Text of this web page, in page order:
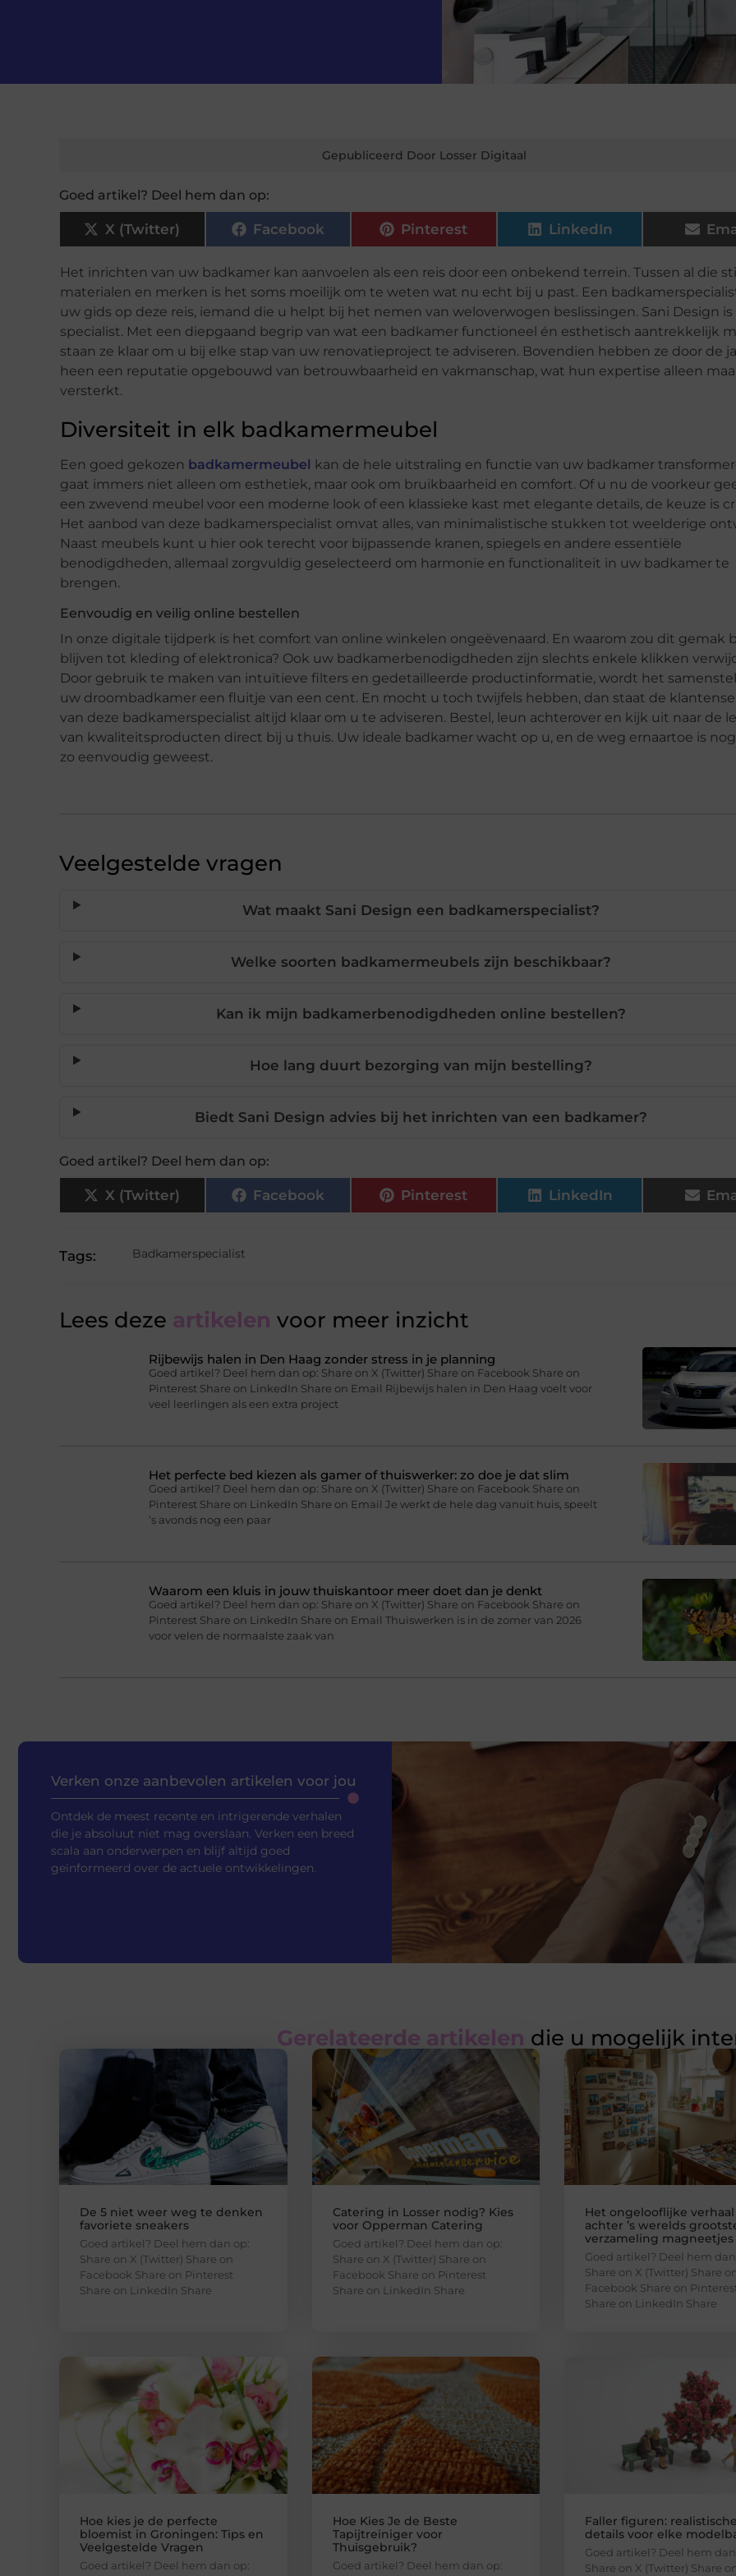
Gepubliceerd Door Losser Digitaal
Goed artikel? Deel hem dan op:
X (Twitter) Facebook Pinterest LinkedIn
Het inrichten van uw badkamer kan aanvoelen als een reis door een onbekend terrein. Tussen al die
materialen en merken is het soms moeilijk om te weten wat nu echt bij u past. Een
uw gids op deze reis, iemand die u helpt bij het nemen van weloverwogen beslissingen. Sani Design is
specialist. Met een diepgaand begrip van wat een badkamer functioneel én esthetisch aantrekkelijk
staan ze klaar om u bij elke stap van uw renovatieproject te adviseren. Bovendien hebben ze door de
heen een reputatie opgebouwd van betrouwbaarheid en vakmanschap, wat hun expertise alleen
versterkt.
Diversiteit in elk badkamermeubel
Een goed gekozen badkamermeubel
kan de hele uitstraling en functie van uw badkamer
gaat immers niet alleen om esthetiek, maar ook om bruikbaarheid en comfort. Of u nu de voorkeur
een zwevend meubel voor een moderne look of een klassieke kast met elegante details, de keuze is
Het aanbod van deze badkamerspecialist omvat alles, van minimalistische stukken tot weelderige
Naast meubels kunt u hier ook terecht voor bijpassende kranen, spiegels en andere essentiële
benodigdheden, allemaal zorgvuldig geselecteerd om harmonie en functionaliteit in uw badkamer te
brengen.
Eenvoudig en veilig online bestellen
In onze digitale tijdperk is het comfort van online winkelen ongeëvenaard. En waarom zou dit gemak
blijven tot kleding of elektronica? Ook uw badkamerbenodigdheden zijn slechts enkele klikken
Door gebruik te maken van intuïtieve filters en gedetailleerde productinformatie, wordt het
uw droombadkamer een fluitje van een cent. En mocht u toch twijfels hebben, dan staat de
van deze badkamerspecialist altijd klaar om u te adviseren. Bestel, leun achterover en kijk uit naar de
van kwaliteitsproducten direct bij u thuis. Uw ideale badkamer wacht op u, en de weg ernaartoe is
zo eenvoudig geweest.
Veelgestelde vragen
Wat maakt Sani Design een badkamerspecialist?
Welke soorten badkamermeubels zijn beschikbaar?
Kan ik mijn badkamerbenodigdheden online bestellen?
Hoe lang duurt bezorging van mijn bestelling?
Biedt Sani Design advies bij het inrichten van een badkamer?
Goed artikel? Deel hem dan op:
X (Twitter) Facebook Pinterest LinkedIn
Tags: Badkamerspecialist
Lees deze artikelen voor meer inzicht
Rijbewijs halen in Den Haag zonder stress in je planning
Goed artikel? Deel hem dan op: Share on X (Twitter) Share on Facebook Share on
Pinterest Share on LinkedIn Share on Email Rijbewijs halen in Den Haag voelt voor
veel leerlingen als een extra project
Het perfecte bed kiezen als gamer of thuiswerker: zo doe je dat slim
Goed artikel? Deel hem dan op: Share on X (Twitter) Share on Facebook Share on
Pinterest Share on LinkedIn Share on Email Je werkt de hele dag vanuit huis, speelt
’s avonds nog een paar
Waarom een kluis in jouw thuiskantoor meer doet dan je denkt
Goed artikel? Deel hem dan op: Share on X (Twitter) Share on Facebook Share on
Pinterest Share on LinkedIn Share on Email Thuiswerken is in de zomer van 2026
voor velen de normaalste zaak van
Verken onze aanbevolen artikelen voor jou
Ontdek de meest recente en intrigerende verhalen
die je absoluut niet mag overslaan. Verken een breed
scala aan onderwerpen en blijf altijd goed
geïnformeerd over de actuele ontwikkelingen.
Gerelateerde artikelen die u mogelijk
De 5 niet weer weg te denken
favoriete sneakers
Goed artikel? Deel hem dan op:
Share on X (Twitter) Share on
Facebook Share on Pinterest
Share on LinkedIn Share
Catering in Losser nodig? Kies
voor Opperman Catering
Goed artikel? Deel hem dan op:
Share on X (Twitter) Share on
Facebook Share on Pinterest
Share on LinkedIn Share
Het ongelooflijke verhaal
achter ’s werelds
verzameling magneetjes
Goed artikel? Deel hem
Share on X (Twitter) Share
Facebook Share on
Share on LinkedIn Share
Hoe kies je de perfecte
bloemist in Groningen: Tips en
Veelgestelde Vragen
Goed artikel? Deel hem dan op:
Hoe Kies Je de Beste
Tapijtreiniger voor
Thuisgebruik?
Goed artikel? Deel hem dan op:
Faller figuren:
details voor elke
Goed artikel? Deel hem
Share on X (Twitter) Share